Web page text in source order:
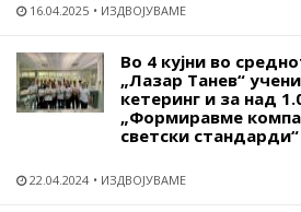
16.04.2025 ИЗДВОЈУВАМЕ
Во 4 кујни во
„Лазар Танев“
кетеринг и за над
„Формиравме
светски стандарди“
22.04.2024 ИЗДВОЈУВАМЕ